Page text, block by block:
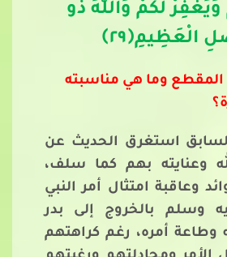
لَكُمْ وَاللَّهُ ذُو
الْعَظِيمِ﴿٢٩﴾
المقطع وما هي مناسبته
استغرق الحديث عن
وعنايته بهم كما سلف،
وعاقبة امتثال أمر النبي
وسلم بالخروج إلى بدر
وطاعة أمره، رغم كراهتهم